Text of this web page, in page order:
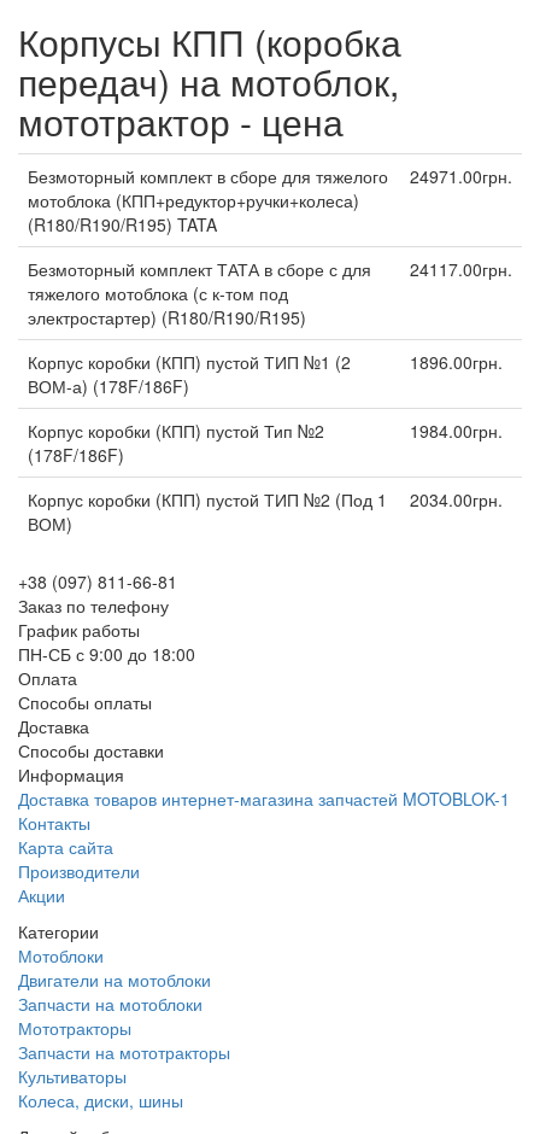
Корпусы КПП (коробка
передач) на мотоблок,
мототрактор - цена
Безмоторный комплект в сборе для тяжелого
мотоблока (КПП+редуктор+ручки+колеса)
(R180/R190/R195) TATA
24971.00грн.
Безмоторный комплект ТАТА в сборе с для
тяжелого мотоблока (с к-том под
электростартер) (R180/R190/R195)
24117.00грн.
Корпус коробки (КПП) пустой ТИП №1 (2
ВОМ-а) (178F/186F)
1896.00грн.
Корпус коробки (КПП) пустой Тип №2
(178F/186F)
1984.00грн.
Корпус коробки (КПП) пустой ТИП №2 (Под 1
ВОМ)
2034.00грн.
+38 (097) 811-66-81
Заказ по телефону
График работы
ПН-СБ с 9:00 до 18:00
Оплата
Способы оплаты
Доставка
Способы доставки
Информация
Доставка товаров интернет-магазина запчастей MOTOBLOK-1
Контакты
Карта сайта
Производители
Акции
Категории
Мотоблоки
Двигатели на мотоблоки
Запчасти на мотоблоки
Мототракторы
Запчасти на мототракторы
Культиваторы
Колеса, диски, шины